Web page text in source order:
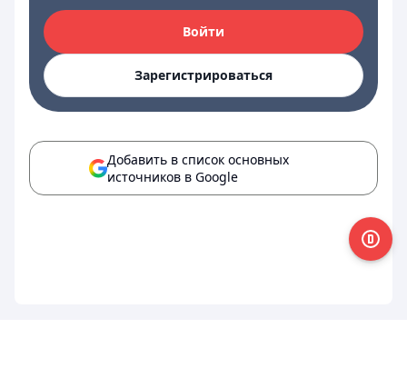
Войти
Зарегистрироваться
Добавить в список основных
источников в Google